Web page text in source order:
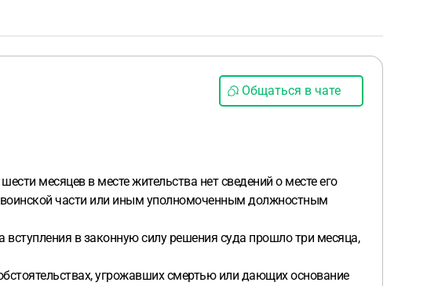
Общаться в чате
месяцев в месте жительства нет сведений о месте его
части или иным уполномоченным должностным
в законную силу решения суда прошло три месяца,
угрожавших смертью или дающих основание